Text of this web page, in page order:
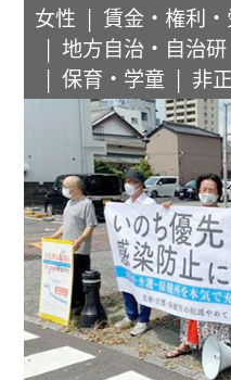
女性
賃金・権利
地方自治・自治研
保育・学童
非